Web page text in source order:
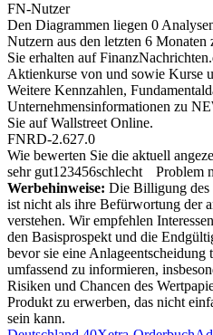
FN-Nutzer
Den Diagrammen liegen 0
Nutzern aus den letzten 6 Monaten
Sie erhalten auf
Aktienkurse von und sowie Kurse
Weitere Kennzahlen,
Unternehmensinformationen zu
Sie aufWallstreet Online.
FNRD-2.627.0
Wie bewerten Sie die aktuell
sehr gut1 23456schlecht
Problem
Werbehinweise: Die Billigung des
ist nicht als ihre Befürwortung der
verstehen. Wir empfehlen
den Basisprospekt und die
bevor sie eine
umfassend zu informieren,
Risiken und Chancen des
Produkt zu erwerben, das nicht
sein kann.